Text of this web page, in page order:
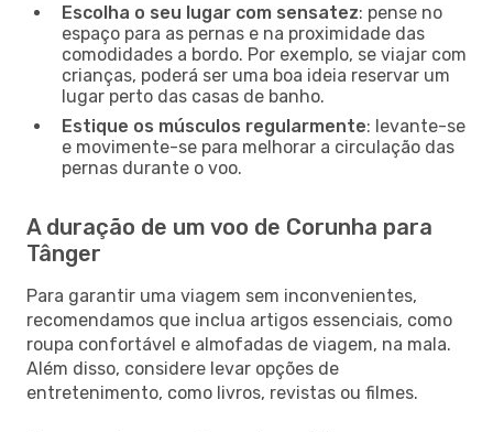
Escolha o seu lugar com sensatez: pense no
espaço para as pernas e na proximidade das
comodidades a bordo. Por exemplo, se viajar com
crianças, poderá ser uma boa ideia reservar um
lugar perto das casas de banho.
Estique os músculos regularmente: levante-se
e movimente-se para melhorar a circulação das
pernas durante o voo.
A duração de um voo de Corunha para
Tânger
Para garantir uma viagem sem inconvenientes,
recomendamos que inclua artigos essenciais, como
roupa confortável e almofadas de viagem, na mala.
Além disso, considere levar opções de
entretenimento, como livros, revistas ou filmes.